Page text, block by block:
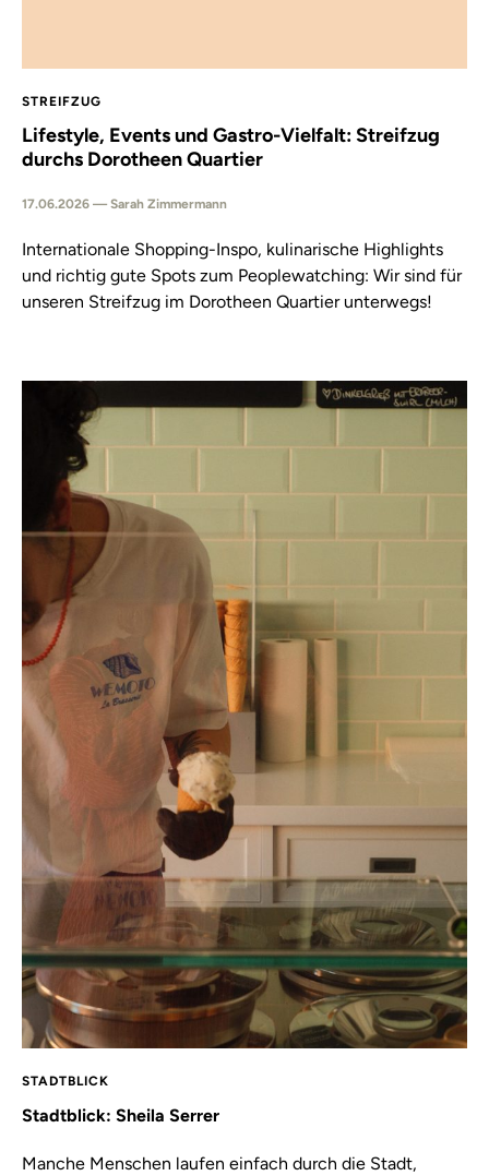
STREIFZUG
Lifestyle, Events und Gastro-Vielfalt: Streifzug
durchs Dorotheen Quartier
17.06.2026 — Sarah Zimmermann
Internationale Shopping-Inspo, kulinarische Highlights
und richtig gute Spots zum Peoplewatching: Wir sind für
unseren Streifzug im Dorotheen Quartier unterwegs!
STADTBLICK
Stadtblick: Sheila Serrer
Manche Menschen laufen einfach durch die Stadt,